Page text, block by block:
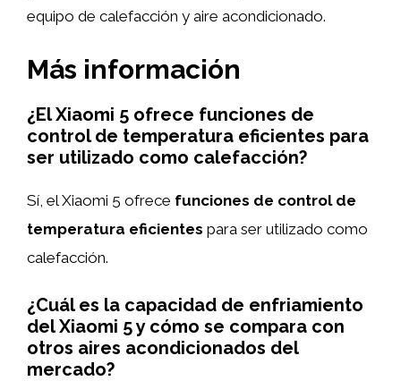
equipo de calefacción y aire acondicionado.
Más información
¿El Xiaomi 5 ofrece funciones de
control de temperatura eficientes para
ser utilizado como calefacción?
Sí, el Xiaomi 5 ofrece funciones de control de
temperatura eficientes para ser utilizado como
calefacción.
¿Cuál es la capacidad de enfriamiento
del Xiaomi 5 y cómo se compara con
otros aires acondicionados del
mercado?